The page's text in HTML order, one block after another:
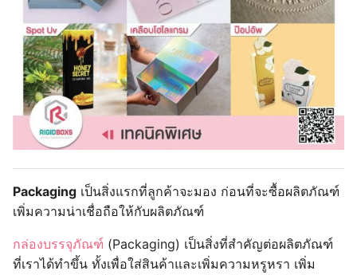
Packaging เป็นสิ่งแรกที่ลูกค้าจะมอง ก่อนที่จะซื้อผลิตภัณฑ์
เพิ่มความน่าเชื่อถือให้กับผลิตภัณฑ์
กล่องบรรจุภัณฑ์ (Packaging) เป็นสิ่งที่สำคัญต่อผลิตภัณฑ์
ที่เราได้ทำขึ้น ทั้งเพื่อใส่สินค้าและเพิ่มความหรูหรา เพิ่ม